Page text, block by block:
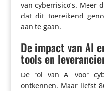
van cyberrisico’s. Meer
dat dit toerei­kend
aan te gaan.
De impact van AI
tools en
De rol van AI voor
ontkennen. Maar liefst